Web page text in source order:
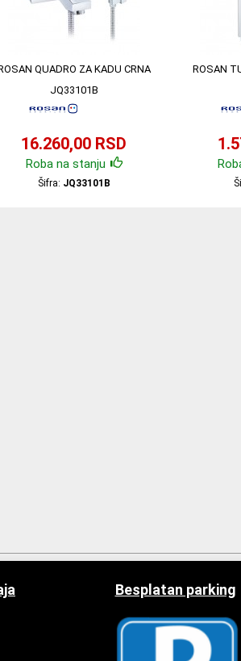
QUADRO ZA KADU CRNA
JQ33101B
16.260,00 RSD
Roba na stanju
Šifra: JQ33101B
ROSAN
Besplatan parking